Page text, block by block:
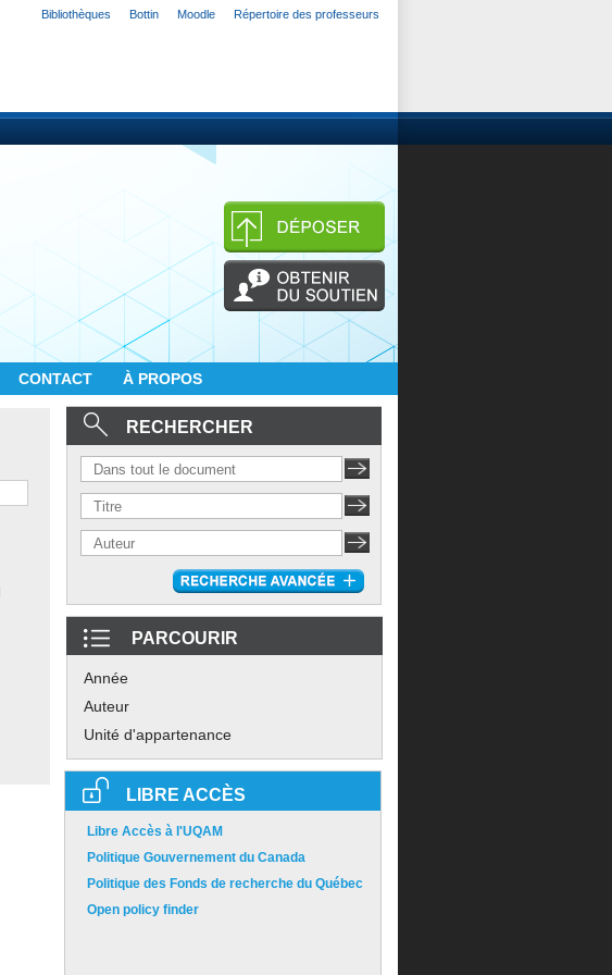
Bibliothèques Bottin Moodle Répertoire des professeurs
CONTACT À PROPOS
RECHERCHER
PARCOURIR
Année
Auteur
Unité d'appartenance
LIBRE ACCÈS
Libre Accès à l'UQAM
Politique Gouvernement du Canada
Politique des Fonds de recherche du Québec
Open policy finder